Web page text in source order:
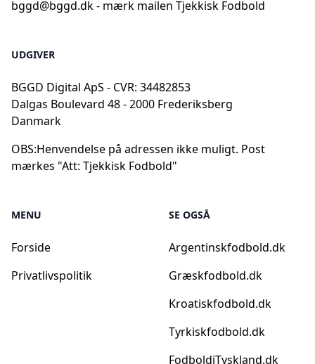
bggd@bggd.dk- mærk mailen Tjekkisk Fodbold
UDGIVER
BGGD Digital ApS - CVR: 34482853
Dalgas Boulevard 48 - 2000 Frederiksberg
Danmark
OBS:Henvendelse på adressen ikke muligt. Post
mærkes "Att: Tjekkisk Fodbold"
MENU
Forside
Privatlivspolitik
SE OGSÅ
Argentinskfodbold.dk
Græskfodbold.dk
Kroatiskfodbold.dk
Tyrkiskfodbold.dk
FodboldiTyskland.dk